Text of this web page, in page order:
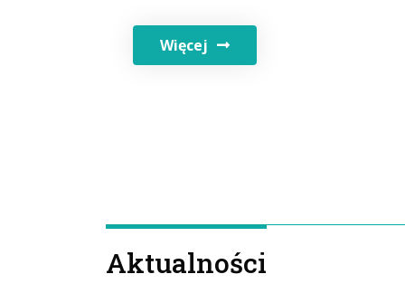
Więcej
Aktualności